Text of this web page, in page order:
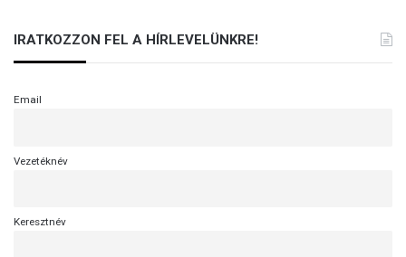
IRATKOZZON FEL A HÍRLEVELÜNKRE!
Email
Vezetéknév
Keresztnév